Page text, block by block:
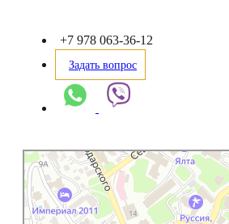
+7 978 063-36-12
Задать вопрос